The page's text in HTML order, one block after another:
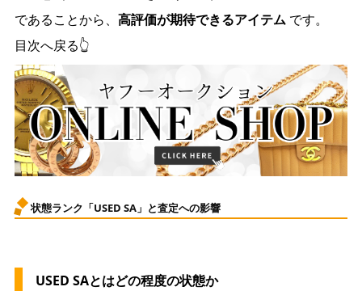
であることから、 高評価が期待できるアイテムです。
目次へ戻る👆
状態ランク「USED SA」と査定への影響
USED SAとはどの程度の状態か